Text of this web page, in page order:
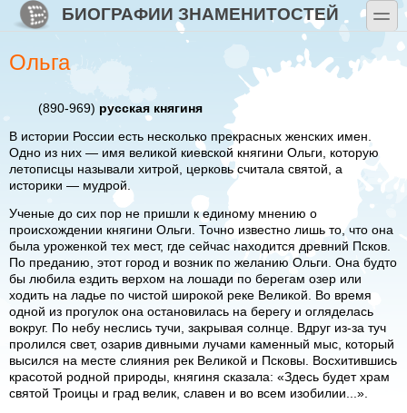
Перейти к основному содержанию
Skip to searchБИОГРАФИИ ЗНАМЕНИТОСТЕЙ toggle
Ольга
(890-969) русская княгиня
В истории России есть несколько прекрасных женских имен.
Одно из них — имя великой киевской княгини Ольги, которую
летописцы называли хитрой, церковь считала святой, а
историки — мудрой.
Ученые до сих пор не пришли к единому мнению о
происхождении княгини Ольги. Точно известно лишь то, что она
была уроженкой тех мест, где сейчас находится древний Псков.
По преданию, этот город и возник по желанию Ольги. Она будто
бы любила ездить верхом на лошади по берегам озер или
ходить на ладье по чистой широкой реке Великой. Во время
одной из прогулок она остановилась на берегу и огляделась
вокруг. По небу неслись тучи, закрывая солнце. Вдруг из-за туч
пролился свет, озарив дивными лучами каменный мыс, который
высился на месте слияния рек Великой и Псковы. Восхитившись
красотой родной природы, княгиня сказала: «Здесь будет храм
святой Троицы и град велик, славен и во всем изобилии...».